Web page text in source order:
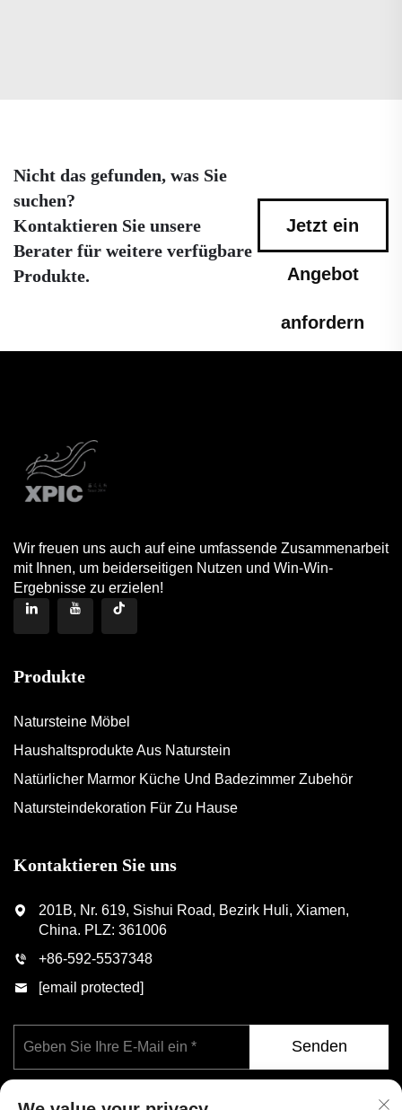
Nicht das gefunden, was Sie
suchen?
Kontaktieren Sie unsere
Berater für weitere verfügbare
Produkte.
Jetzt ein
Angebot
anfordern
Wir freuen uns auch auf eine umfassende Zusammenarbeit
mit Ihnen, um beiderseitigen Nutzen und Win-Win-
Ergebnisse zu erzielen!
Produkte
Natursteine Möbel
Haushaltsprodukte Aus Naturstein
Natürlicher Marmor Küche Und Badezimmer Zubehör
Natursteindekoration Für Zu Hause
Kontaktieren Sie uns
201B, Nr. 619, Sishui Road, Bezirk Huli, Xiamen,
China. PLZ: 361006
+86-592-5537348
[email protected]
Senden